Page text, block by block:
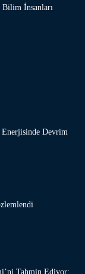
İnsanları
Enerjisinde Devrim
Tahmin Ediyor: